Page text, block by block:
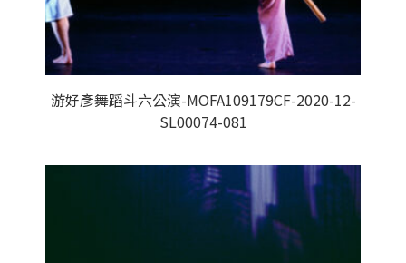
游好彥舞蹈斗六公演-MOFA109179CF-2020-12-
SL00074-081